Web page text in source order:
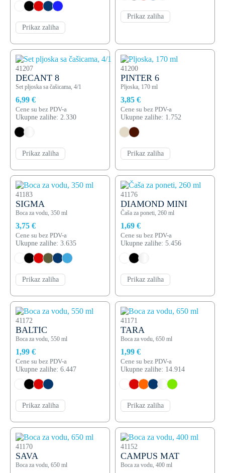
Prikaz zaliha
Prikaz zaliha
41207
DECANT 8
Set pljoska sa čašicama, 4/1
6,99 €
Cene su bez PDV-a
Ukupne zalihe: 2.330
Prikaz zaliha
41200
PINTER 6
Pljoska, 170 ml
3,85 €
Cene su bez PDV-a
Ukupne zalihe: 1.752
Prikaz zaliha
41183
SIGMA
Boca za vodu, 350 ml
3,75 €
Cene su bez PDV-a
Ukupne zalihe: 3.635
Prikaz zaliha
41176
DIAMOND MINI
Čaša za poneti, 260 ml
1,69 €
Cene su bez PDV-a
Ukupne zalihe: 5.456
Prikaz zaliha
41172
BALTIC
Boca za vodu, 550 ml
1,99 €
Cene su bez PDV-a
Ukupne zalihe: 6.447
Prikaz zaliha
41171
TARA
Boca za vodu, 650 ml
1,99 €
Cene su bez PDV-a
Ukupne zalihe: 14.914
Prikaz zaliha
41170
SAVA
Boca za vodu, 650 ml
41152
CAMPUS MAT
Boca za vodu, 400 ml